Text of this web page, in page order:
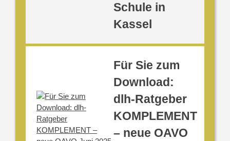
Schule in
Kassel
Für Sie zum
Download:
dlh-Ratgeber
KOMPLEMENT
– neue OAVO